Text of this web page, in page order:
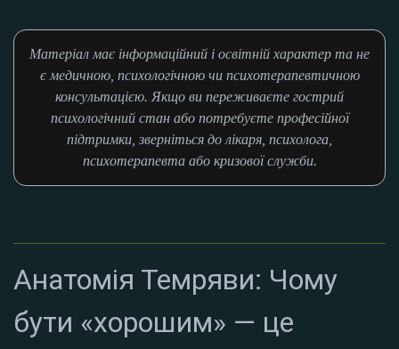
Матеріал має інформаційний і освітній характер та не
є медичною, психологічною чи психотерапевтичною
консультацією. Якщо ви переживаєте гострий
психологічний стан або потребуєте професійної
підтримки, зверніться до лікаря, психолога,
психотерапевта або кризової служби.
Анатомія Темряви: Чому
бути «хорошим» — це